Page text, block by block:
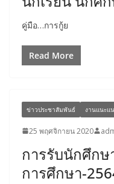
คู่มือ…การกู้ย
Read More
ข่าวประชาสัมพันธ์ งานแนะแ
25 พฤศจิกายน 2020
การรับนักศึกษ
การศึกษา-